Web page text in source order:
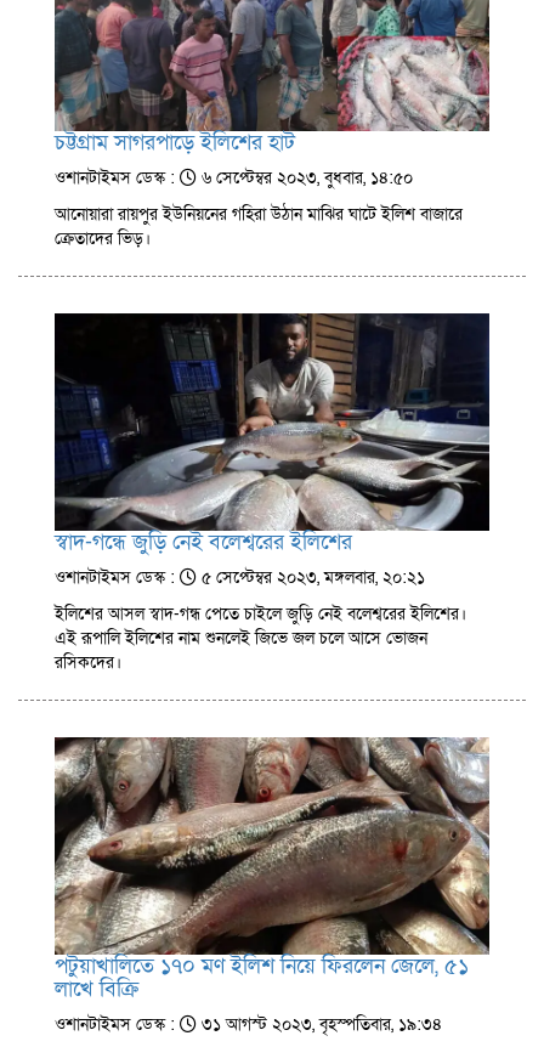
চট্টগ্রাম সাগরপাড়ে ইলিশের হাট
ওশানটাইমস ডেস্ক :
৬ সেপ্টেম্বর ২০২৩, বুধবার, ১৪:৫০
আনোয়ারা রায়পুর ইউনিয়নের গহিরা উঠান মাঝির ঘাটে ইলিশ বাজারে
ক্রেতাদের ভিড়।
স্বাদ-গন্ধে জুড়ি নেই বলেশ্বরের ইলিশের
ওশানটাইমস ডেস্ক :
৫ সেপ্টেম্বর ২০২৩, মঙ্গলবার, ২০:২১
ইলিশের আসল স্বাদ-গন্ধ পেতে চাইলে জুড়ি নেই বলেশ্বরের ইলিশের।
এই রূপালি ইলিশের নাম শুনলেই জিভে জল চলে আসে ভোজন
রসিকদের।
পটুয়াখালিতে ১৭০ মণ ইলিশ নিয়ে ফিরলেন জেলে, ৫১
লাখে বিক্রি
ওশানটাইমস ডেস্ক :
৩১ আগস্ট ২০২৩, বৃহস্পতিবার, ১৯:৩৪